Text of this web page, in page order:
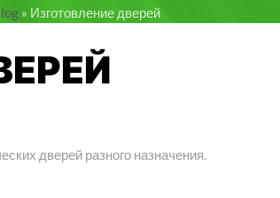
» Изготовление дверей
дверей разного назначения.